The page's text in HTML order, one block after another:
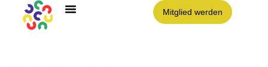
Mitglied werden